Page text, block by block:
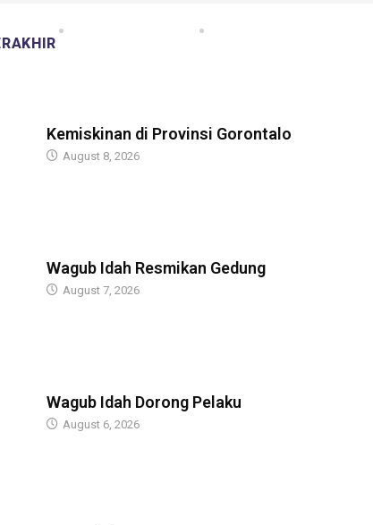
Kemiskinan di Provinsi Gorontalo
August 8, 2026
Wagub Idah Resmikan Gedung
August 7, 2026
Wagub Idah Dorong Pelaku
August 6, 2026